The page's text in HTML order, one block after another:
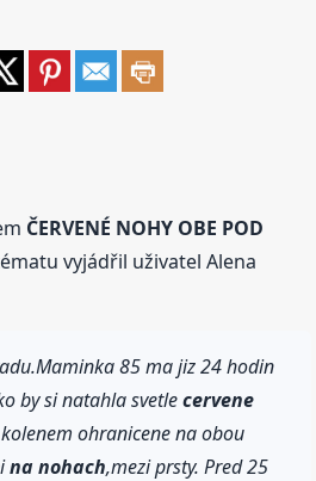
ČERVENÉ NOHY OBE POD
vyjádřil uživatel Alena
85 ma jiz 24 hodin
by si natahla svetlecervene
ohranicene na obou
na nohach,mezi prsty. Pred 25